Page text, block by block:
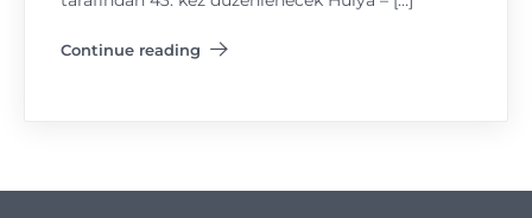
Continue reading
"Hülya – Özdemir Nutku Uluslararası İzmir Tiyatro